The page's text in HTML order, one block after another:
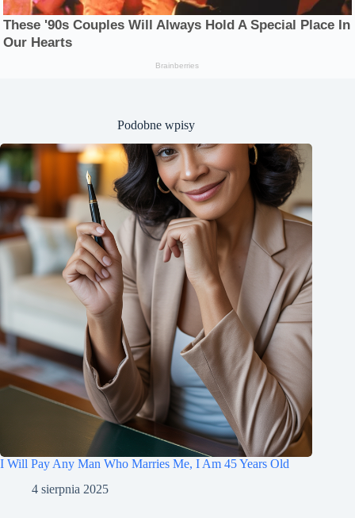
Podobne wpisy
I Will Pay Any Man Who Marries Me, I Am 45 Years Old
4 sierpnia 2025